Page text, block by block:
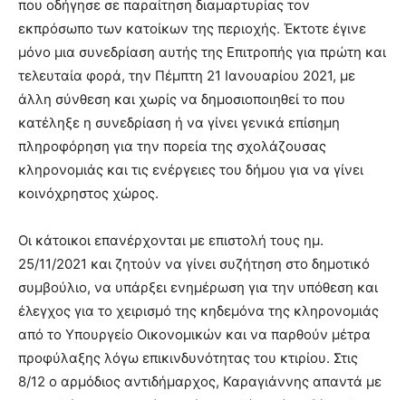
που οδήγησε σε παραίτηση διαμαρτυρίας τον
εκπρόσωπο των κατοίκων της περιοχής. Έκτοτε έγινε
μόνο μια συνεδρίαση αυτής της Επιτροπής για πρώτη και
τελευταία φορά, την Πέμπτη 21 Ιανουαρίου 2021, με
άλλη σύνθεση και χωρίς να δημοσιοποιηθεί το που
κατέληξε η συνεδρίαση ή να γίνει γενικά επίσημη
πληροφόρηση για την πορεία της σχολάζουσας
κληρονομιάς και τις ενέργειες του δήμου για να γίνει
κοινόχρηστος χώρος.
Οι κάτοικοι επανέρχονται με επιστολή τους ημ.
25/11/2021 και ζητούν να γίνει συζήτηση στο δημοτικό
συμβούλιο, να υπάρξει ενημέρωση για την υπόθεση και
έλεγχος για το χειρισμό της κηδεμόνα της κληρονομιάς
από το Υπουργείο Οικονομικών και να παρθούν μέτρα
προφύλαξης λόγω επικινδυνότητας του κτιρίου. Στις
8/12 ο αρμόδιος αντιδήμαρχος, Καραγιάννης απαντά με